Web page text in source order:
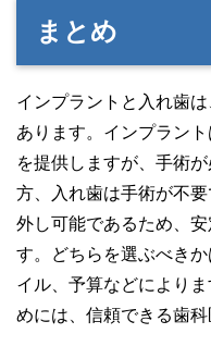
まとめ
インプラントと入れ歯
あります。インプラン
を提供しますが、手術
方、入れ歯は手術が不
外し可能であるため、
す。どちらを選ぶべき
イル、予算などにより
めには、信頼できる歯